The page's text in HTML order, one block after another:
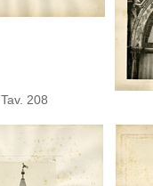
Tav. 208